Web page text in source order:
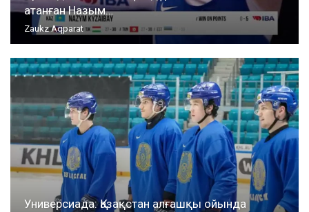
атанған Назым…
Zaukz Aqparat
Универсиада: Қазақстан алғашқы ойында